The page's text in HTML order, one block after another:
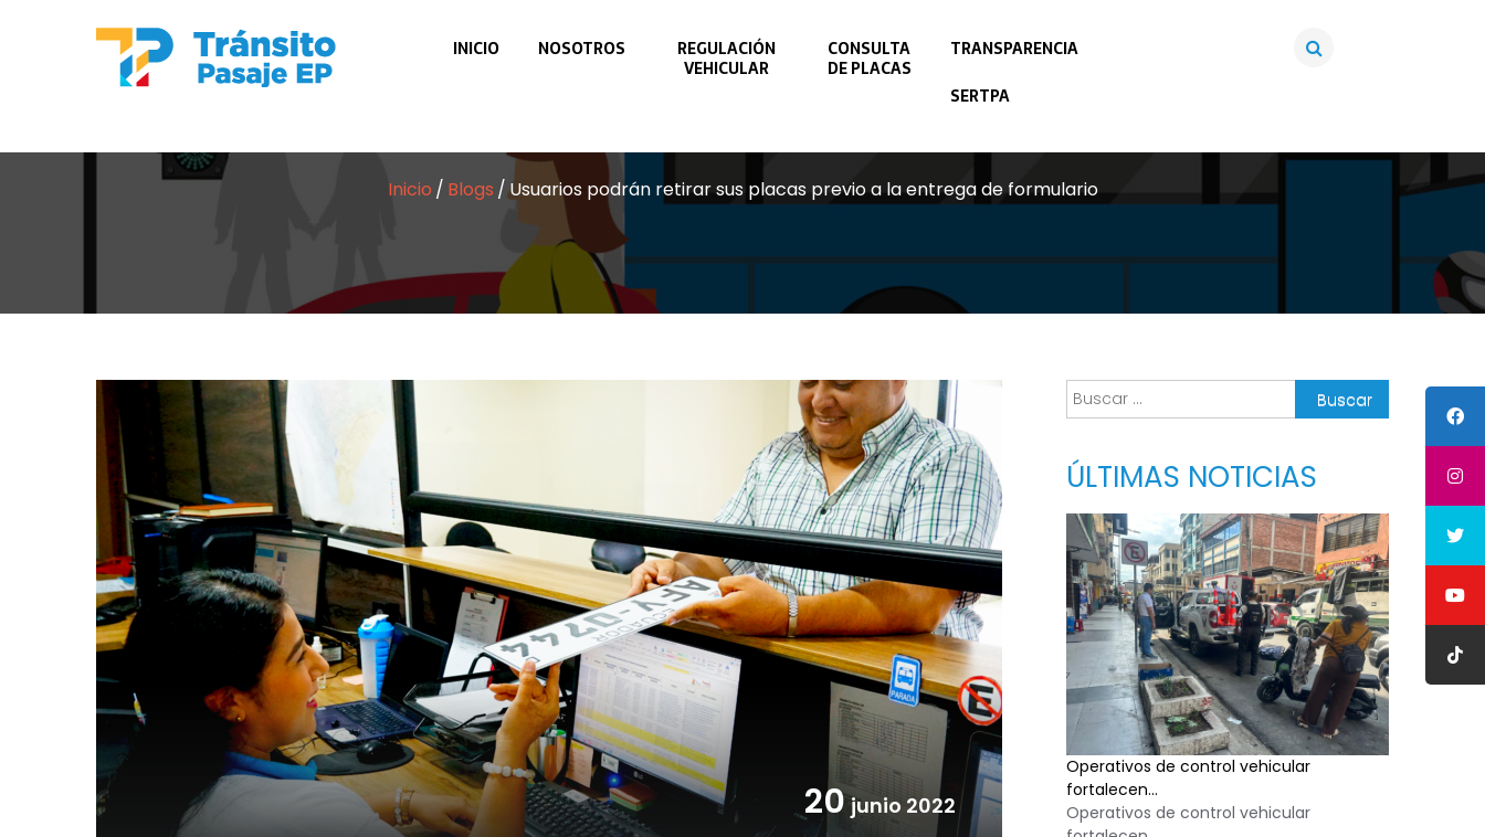
INICIO NOSOTROS
REGULACIÓN
VEHICULAR
CONSULTA
DE PLACAS
TRANSPARENCIA
SERTPA
Inicio Blogs Usuarios podrán retirar sus placas previo a la entrega de formulario
20 junio 2022
Buscar:
ÚLTIMAS NOTICIAS
Operativos de control vehicular
fortalecen...
Operativos de control vehicular